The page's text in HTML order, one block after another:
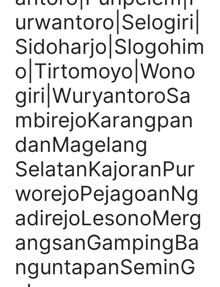
urwantoro|Selogiri|
Sidoharjo|Slogohim
o|Tirtomoyo|Wono
giri|WuryantoroSa
mbirejoKarangpan
danMagelang
SelatanKajoranPur
worejoPejagoanNg
adirejoLesonoMerg
angsanGampingBa
nguntapanSeminG